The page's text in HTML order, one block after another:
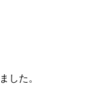
した。